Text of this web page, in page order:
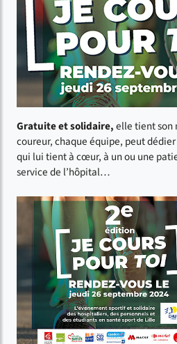
Gratuite et solidaire,elle tient son
coureur, chaque équipe, peut dédier
qui lui tient à cœur, à un ou une
service de l’hôpital…